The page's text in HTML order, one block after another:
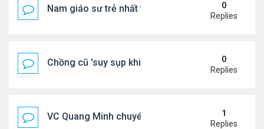
Nam giáo sư trẻ nhất thế giới ở tuổi 18
0
Replies
Chồng cũ 'suy sụp khi biết tin Nicole Kidman có
0
Replies
VC Quang Minh chuyển về tổ ấm
1
Replies